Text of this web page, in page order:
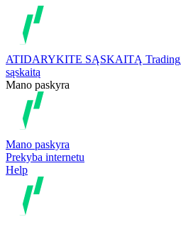
ATIDARYKITE SĄSKAITĄ Trading
sąskaitą
Mano paskyra
Mano paskyra
Prekyba internetu
Help